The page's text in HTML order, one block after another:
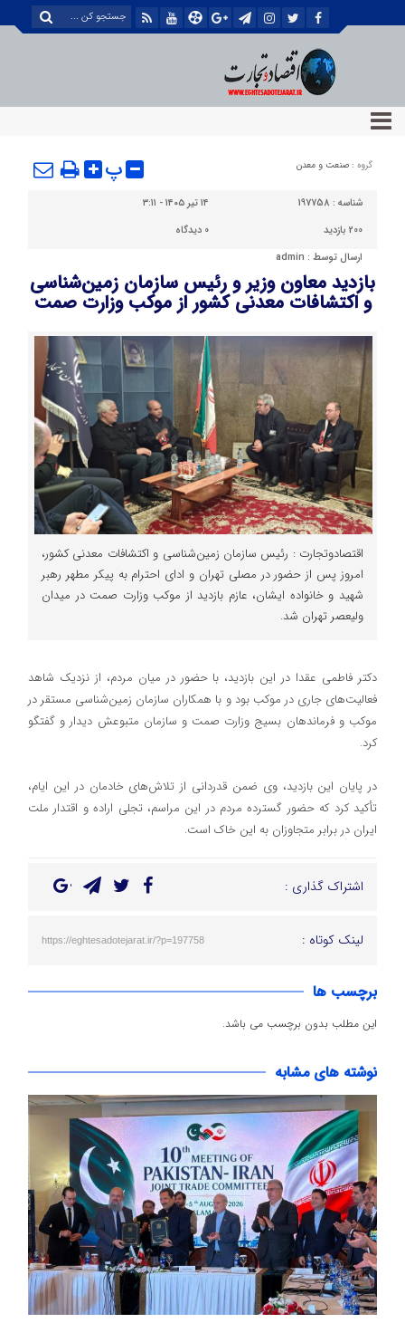
گروه : صنعت و معدن پ
شناسه : 197758
۱۴ تیر ۱۴۰۵ - ۳:۱۱
200 بازدید
0 دیدگاه
ارسال توسط : admin
بازدید معاون وزیر و رئیس سازمان زمین‌شناسی
و اکتشافات معدنی کشور از موکب وزارت صمت
اقتصادوتجارت : رئیس سازمان زمین‌شناسی و اکتشافات معدنی کشور،
امروز پس از حضور در مصلی تهران و ادای احترام به پیکر مطهر رهبر
شهید و خانواده ایشان، عازم بازدید از موکب وزارت صمت در میدان
ولیعصر تهران شد.
دکتر فاطمی عقدا در این بازدید، با حضور در میان مردم، از نزدیک شاهد
فعالیت‌های جاری در موکب بود و با همکاران سازمان زمین‌شناسی مستقر در
موکب و فرماندهان بسیج وزارت صمت و سازمان متبوعش دیدار و گفتگو
کرد.
در پایان این بازدید، وی ضمن قدردانی از تلاش‌های خادمان در این ایام،
تأکید کرد که حضور گسترده مردم در این مراسم، تجلی اراده و اقتدار ملت
ایران در برابر متجاوزان به این خاک است.
اشتراک گذاری :
لینک کوتاه : https://eghtesadotejarat.ir/?p=197758
برچسب ها
این مطلب بدون برچسب می باشد.
نوشته های مشابه